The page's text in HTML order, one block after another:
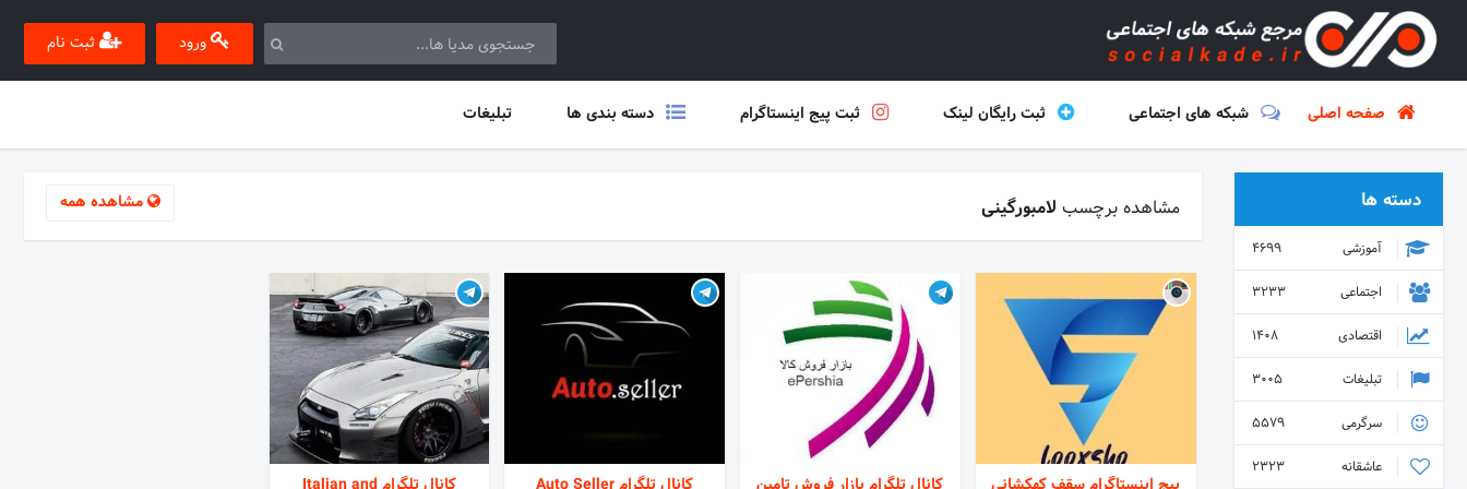
ورود ثبت نام
صفحه اصلی شبکه های اجتماعی ثبت رایگان لینک ثبت پیج اینستاگرام دسته بندی ها تبلیغات
مشاهده برچسب لامبورگینی مشاهده همه دسته ها
آموزشی
4699
اجتماعی
3233
اقتصادی
1408
تبلیغات
3005
سرگرمی
5579
عاشقانه
2323